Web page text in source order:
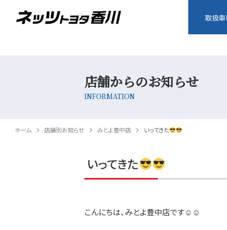
取扱
店舗からのお知らせ
INFORMATION
ホーム 店舗別お知らせ みとよ豊中店 いってきた
いってきた
こんにちは、みとよ豊中店です☺☺